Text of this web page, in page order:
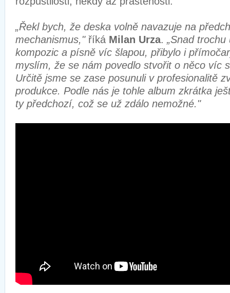
„Řekl bych, že deska volně navazuje na
mechanismus,"říká Milan Urza. „Snad
kompozic a písně víc šlapou, přibylo i
myslím, že se nám povedlo stvořit o něco víc
Určitě jsme se zase posunuli v profesionalitě
produkce. Podle nás je tohle album zkrátka
ty předchozí, což se už zdálo nemožné."